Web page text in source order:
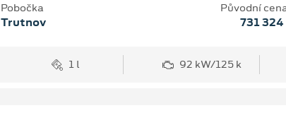
Pobočka
Trutnov
Původní
731 324
1 l 92 kW/125 k